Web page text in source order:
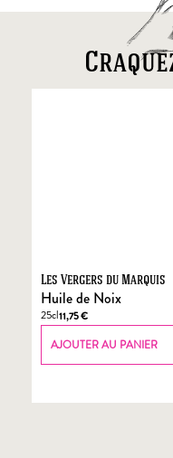
Les Vergers du Marquis
Huile de Noix
25cl11,75€
AJOUTER AU PANIER